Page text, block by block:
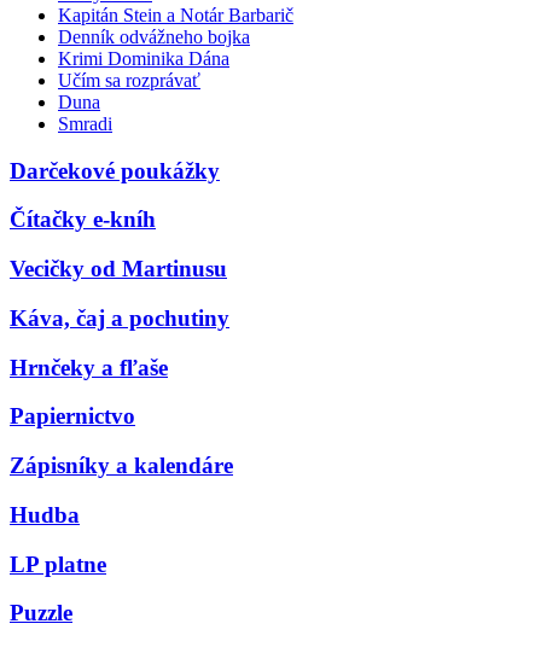
Kapitán Stein a Notár Barbarič
Denník odvážneho bojka
Krimi Dominika Dána
Učím sa rozprávať
Duna
Smradi
Darčekové poukážky
Čítačky e-kníh
Vecičky od Martinusu
Káva, čaj a pochutiny
Hrnčeky a fľaše
Papiernictvo
Zápisníky a kalendáre
Hudba
LP platne
Puzzle